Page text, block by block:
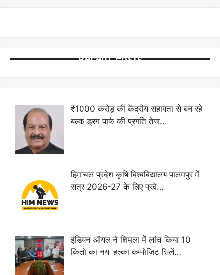
Recent Posts
₹1000 करोड़ की केंद्रीय सहायता से बन रहे
बल्क ड्रग पार्क की प्रगति तेज…
हिमाचल प्रदेश कृषि विश्वविद्यालय पालमपुर में
सत्र 2026-27 के लिए प्रवे…
इंडियन ऑयल ने शिमला में लांच किया 10
किलो का नया हल्का कम्पोज़िट सिलें…